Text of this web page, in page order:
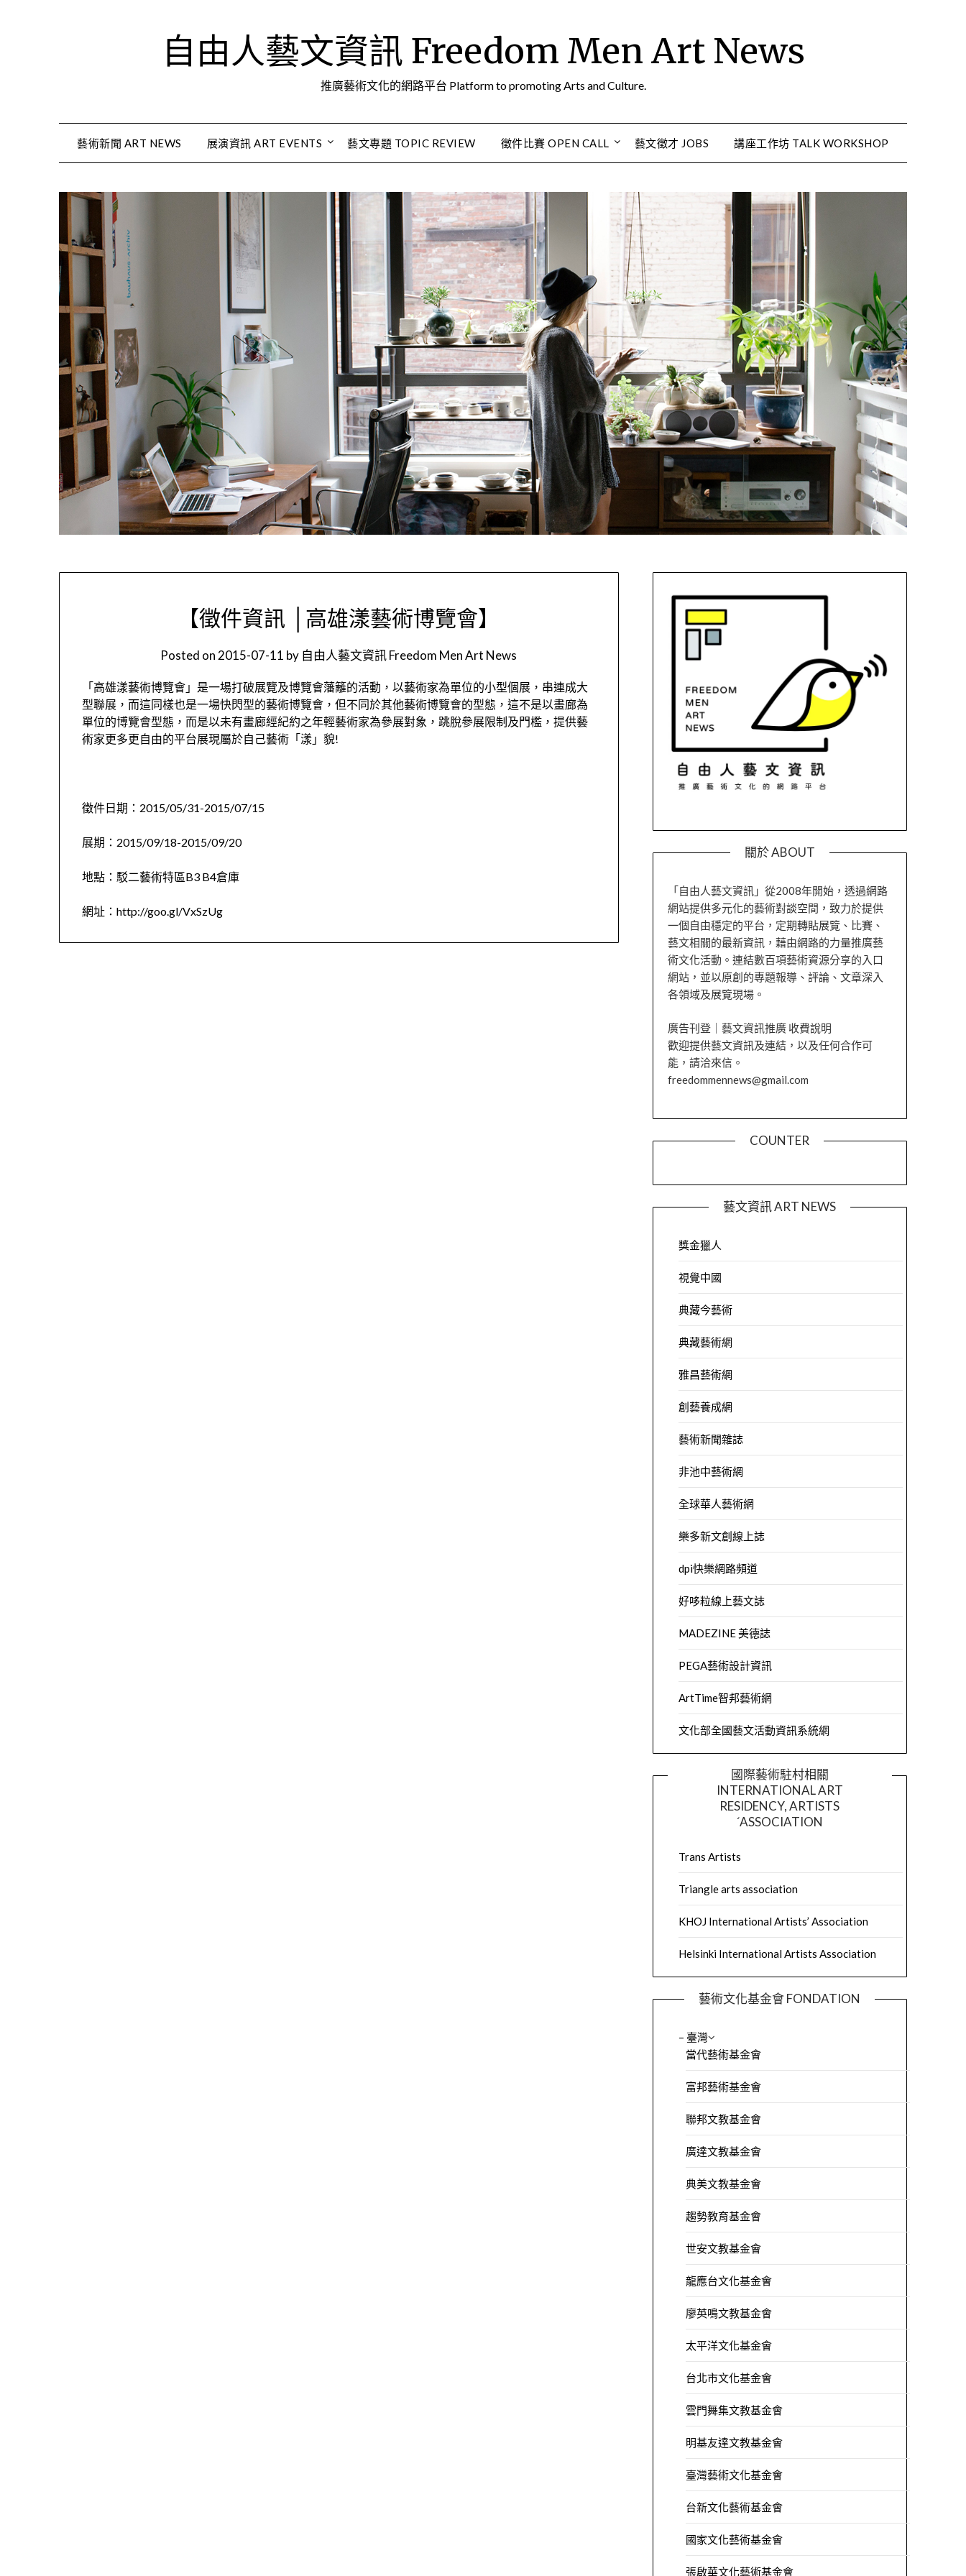
自由人藝文資訊 Freedom Men Art News
推廣藝術文化的網路平台 Platform to promoting Arts and Culture.
藝術新聞 ART NEWS 展演資訊 ART EVENTS 藝文專題 TOPIC REVIEW 徵件比賽 OPEN CALL 藝文徵才 JOBS 講座工作坊 TALK WORKSHOP
【徵件資訊 │高雄漾藝術博覽會】
Posted on2015-07-11 by 自由人藝文資訊 Freedom Men Art News
「高雄漾藝術博覽會」是一場打破展覽及博覽會藩籬的活動，以藝術家為單位的小型個展，串連成大
型聯展，而這同樣也是一場快閃型的藝術博覽會，但不同於其他藝術博覽會的型態，這不是以畫廊為
單位的博覽會型態，而是以未有畫廊經紀約之年輕藝術家為參展對象，跳脫參展限制及門檻，提供藝
術家更多更自由的平台展現屬於自己藝術「漾」貌!
徵件日期：2015/05/31-2015/07/15
展期：2015/09/18-2015/09/20
地點：駁二藝術特區B3 B4倉庫
網址：http://goo.gl/VxSzUg
關於 ABOUT
「自由人藝文資訊」從2008年開始，透過網路
網站提供多元化的藝術對談空間，致力於提供
一個自由穩定的平台，定期轉貼展覽、比賽、
藝文相關的最新資訊，藉由網路的力量推廣藝
術文化活動。連結數百項藝術資源分享的入口
網站，並以原創的專題報導、評論、文章深入
各領域及展覽現場。
廣告刊登｜藝文資訊推廣 收費說明
歡迎提供藝文資訊及連結，以及任何合作可
能，請洽來信。
freedommennews@gmail.com
COUNTER
藝文資訊 ART NEWS
獎金獵人
視覺中國
典藏今藝術
典藏藝術網
雅昌藝術網
創藝養成網
藝術新聞雜誌
非池中藝術網
全球華人藝術網
樂多新文創線上誌
dpi快樂網路頻道
好哆粒線上藝文誌
MADEZINE 美德誌
PEGA藝術設計資訊
ArtTime智邦藝術網
文化部全國藝文活動資訊系統網
國際藝術駐村相關
INTERNATIONAL ART
RESIDENCY, ARTISTS
´ASSOCIATION
Trans Artists
Triangle arts association
KHOJ International Artists’ Association
Helsinki International Artists Association
藝術文化基金會 FONDATION
– 臺灣
當代藝術基金會
富邦藝術基金會
聯邦文教基金會
廣達文教基金會
典美文教基金會
趨勢教育基金會
世安文教基金會
龍應台文化基金會
廖英鳴文教基金會
太平洋文化基金會
台北市文化基金會
雲門舞集文教基金會
明基友達文教基金會
臺灣藝術文化基金會
台新文化藝術基金會
國家文化藝術基金會
張啟華文化藝術基金會